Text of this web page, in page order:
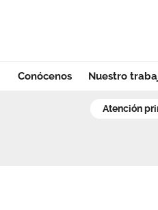
Conócenos Nuestro
atención